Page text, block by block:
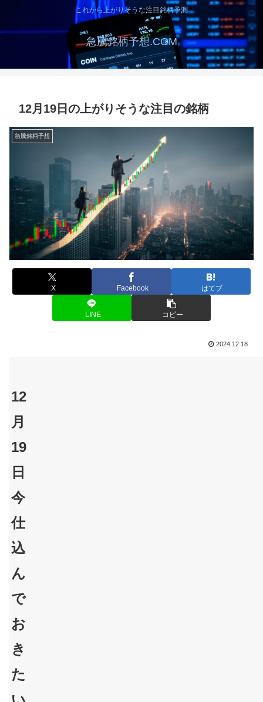
これから上がりそうな注目銘柄予測
急騰銘柄予想.COM
12月19日の上がりそうな注目の銘柄
急騰銘柄予想
X Facebook はてブ
LINE コピー
2024.12.18
12
月
19
日
今
仕
込
ん
で
お
き
た